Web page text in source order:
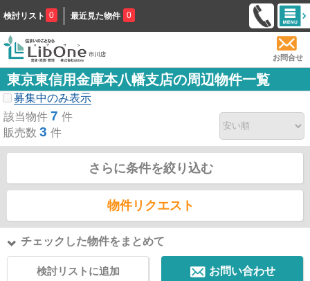
検討リスト 0 最近見た物件 0
お問合せ
東京東信用金庫本八幡支店の周辺物件一覧
募集中のみ表示
該当物件 7 件
販売数 3 件
さらに条件を絞り込む
物件リクエスト
チェックした物件をまとめて
検討リストに追加 お問い合わせ